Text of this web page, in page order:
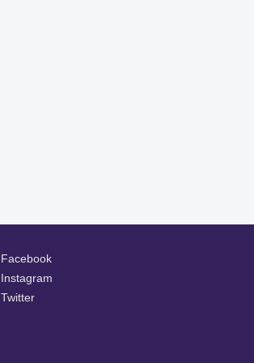
Facebook
Instagram
Twitter